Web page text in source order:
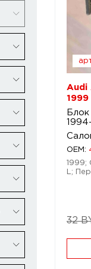
Audi
1999
OEM:
1999;
L;
32